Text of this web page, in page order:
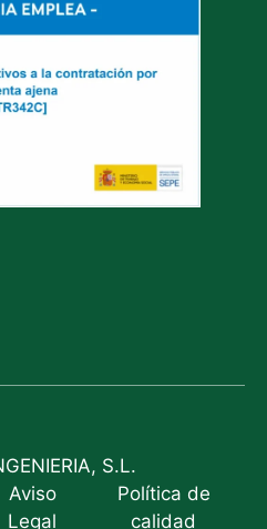
S.L.
Aviso
Legal
Política de
calidad